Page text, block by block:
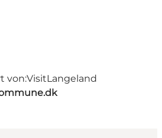
von:VisitLangeland